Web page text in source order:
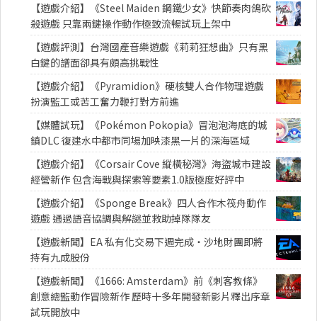
【遊戲介紹】《Steel Maiden 鋼鐵少女》快節奏肉鴿砍
殺遊戲 只靠兩鍵操作動作極致流暢試玩上架中
【遊戲評測】台灣國產音樂遊戲《莉莉狂想曲》只有黑
白鍵的譜面卻具有頗高挑戰性
【遊戲介紹】《Pyramidion》硬核雙人合作物理遊戲
扮演監工或苦工奮力鞭打對方前進
【媒體試玩】《Pokémon Pokopia》冒泡泡海底的城
鎮DLC 復建水中都市同場加映漆黑一片的深海區域
【遊戲介紹】《Corsair Cove 縱橫秘灣》海盜城市建設
經營新作 包含海戰與探索等要素1.0版極度好評中
【遊戲介紹】《Sponge Break》四人合作木筏舟動作
遊戲 通過語音協調與解謎並救助掉隊隊友
【遊戲新聞】EA 私有化交易下週完成・沙地財團即將
持有九成股份
【遊戲新聞】《1666: Amsterdam》前《刺客教條》
創意總監動作冒險新作 歷時十多年開發新影片釋出序章
試玩開放中